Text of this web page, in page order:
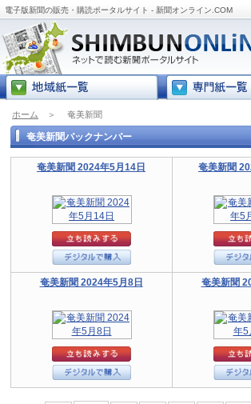
電子版新聞の販売・購読ポータルサイト - 新聞オンライン.COM
ホーム ＞ 奄美新聞
奄美新聞バックナンバー
奄美新聞 2024年5月14日 奄美新聞
奄美新聞 2024年5月8日 奄美新聞